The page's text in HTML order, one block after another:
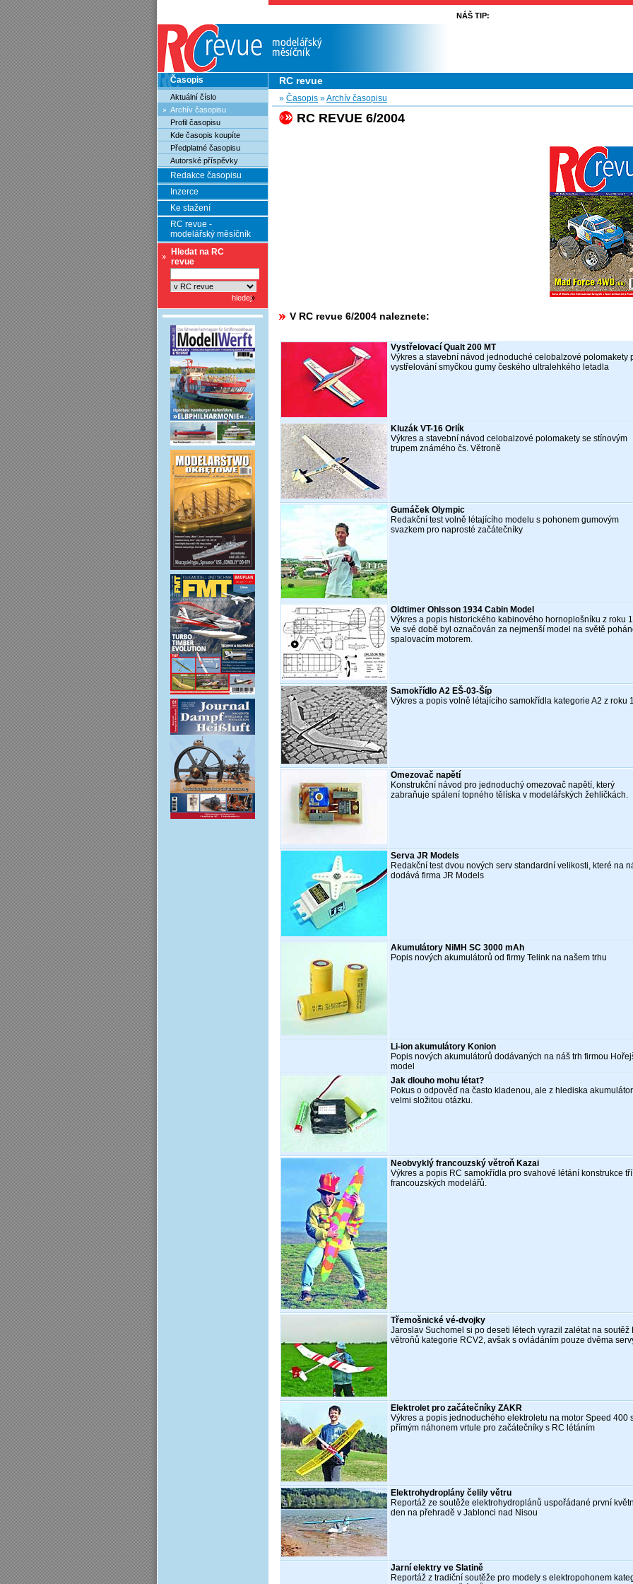
NÁŠ TIP:
Časopis
Aktuální číslo
Archív časopisu
Profil časopisu
Kde časopis koupíte
Předplatné časopisu
Autorské příspěvky
Redakce časopisu
Inzerce
Ke stažení
RC revue -
modelářský měsíčník
Hledat na RC
revue
RC revue
» Časopis »Archív časopisu
RC REVUE 6/2004
V RC revue 6/2004 naleznete:
Vystřelovací Qualt 200 MT
Výkres a stavební návod jednoduché celobalzové polomakety
vystřelování smyčkou gumy českého ultralehkého letadla
Kluzák VT-16 Orlík
Výkres a stavební návod celobalzové polomakety se stínovým
trupem známého čs. Větroně
Gumáček Olympic
Redakční test volně létajícího modelu s pohonem gumovým
svazkem pro naprosté začátečníky
Oldtimer Ohlsson 1934 Cabin Model
Výkres a popis historického kabinového hornoplošníku z roku
Ve své době byl označován za nejmenší model na světě
spalovacím motorem.
Samokřídlo A2 EŠ-03-Šíp
Výkres a popis volně létajícího samokřídla kategorie A2 z roku
Omezovač napětí
Konstrukční návod pro jednoduchý omezovač napětí, který
zabraňuje spálení topného tělíska v modelářských žehličkách.
Serva JR Models
Redakční test dvou nových serv standardní velikosti, které na
dodává firma JR Models
Akumulátory NiMH SC 3000 mAh
Popis nových akumulátorů od firmy Telink na našem trhu
Li-ion akumulátory Konion
Popis nových akumulátorů dodávaných na náš trh firmou
model
Jak dlouho mohu létat?
Pokus o odpověď na často kladenou, ale z hlediska
velmi složitou otázku.
Neobvyklý francouzský větroň Kazai
Výkres a popis RC samokřídla pro svahové létání konstrukce tří
francouzských modelářů.
Třemošnické vé-dvojky
Jaroslav Suchomel si po deseti létech vyrazil zalétat na soutěž
větroňů kategorie RCV2, avšak s ovládáním pouze dvěma
Elektrolet pro začátečníky ZAKR
Výkres a popis jednoduchého elektroletu na motor Speed 400
přímým náhonem vrtule pro začátečníky s RC létáním
Elektrohydroplány čelily větru
Reportáž ze soutěže elektrohydroplánů uspořádané první
den na přehradě v Jablonci nad Nisou
Jarní elektry ve Slatině
Reportáž z tradiční soutěže pro modely s elektropohonem